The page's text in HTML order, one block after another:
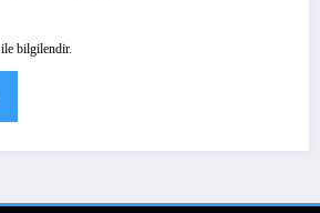
ile bilgilendir.